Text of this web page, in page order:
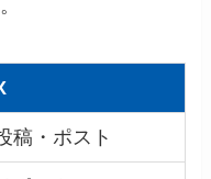
稿・ポスト